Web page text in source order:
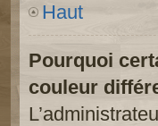
Haut
Pourquoi
couleur